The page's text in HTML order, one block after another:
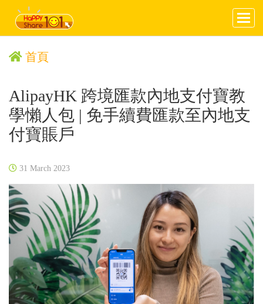
首頁
AlipayHK 跨境匯款內地支付寶教
學懶人包 | 免手續費匯款至內地支
付寶賬戶
31 March 2023